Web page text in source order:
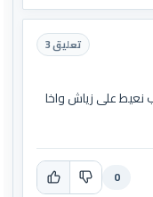
تعليق 3
على زياش واخا
0